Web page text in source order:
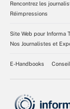
Rencontrez les
Réimpressions
Site Web pour Informa
Nos Journalistes et
E-Handbooks